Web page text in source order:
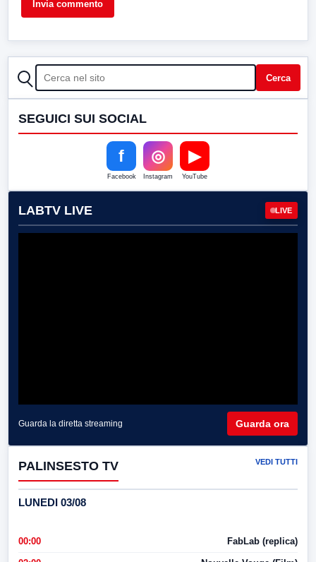
CERCA Cerca
SEGUICI SUI SOCIAL
f
Facebook
◎
Instagram
▶
YouTube
LABTV LIVE LIVE
Guarda la diretta streaming Guarda ora
PALINSESTO TV VEDI TUTTI
LUNEDI 03/08
00:00 FabLab (replica)